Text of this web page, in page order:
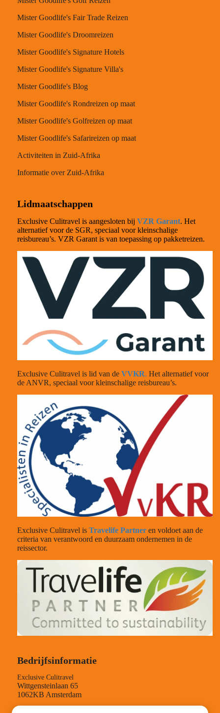
Mister Goodlife's Fair Trade Reizen
Mister Goodlife's Droomreizen
Mister Goodlife's Signature Hotels
Mister Goodlife's Signature Villa's
Mister Goodlife's Blog
Mister Goodlife's Rondreizen op maat
Mister Goodlife's Golfreizen op maat
Mister Goodlife's Safarireizen op maat
Activiteiten in Zuid-Afrika
Informatie over Zuid-Afrika
Lidmaatschappen
Exclusive Culitravel is aangesloten bij VZR Garant. Het
alternatief voor de SGR, speciaal voor kleinschalige
reisbureau’s. VZR Garant is van toepassing op pakketreizen.
Exclusive Culitravel is lid van de VVKR. Het alternatief voor
de ANVR, speciaal voor kleinschalige reisbureau’s.
Exclusive Culitravel is Travelife Partner en voldoet aan de
criteria van verantwoord en duurzaam ondernemen in de
reissector.
Bedrijfsinformatie
Exclusive Culitravel
Wittgensteinlaan 65
1062KB Amsterdam